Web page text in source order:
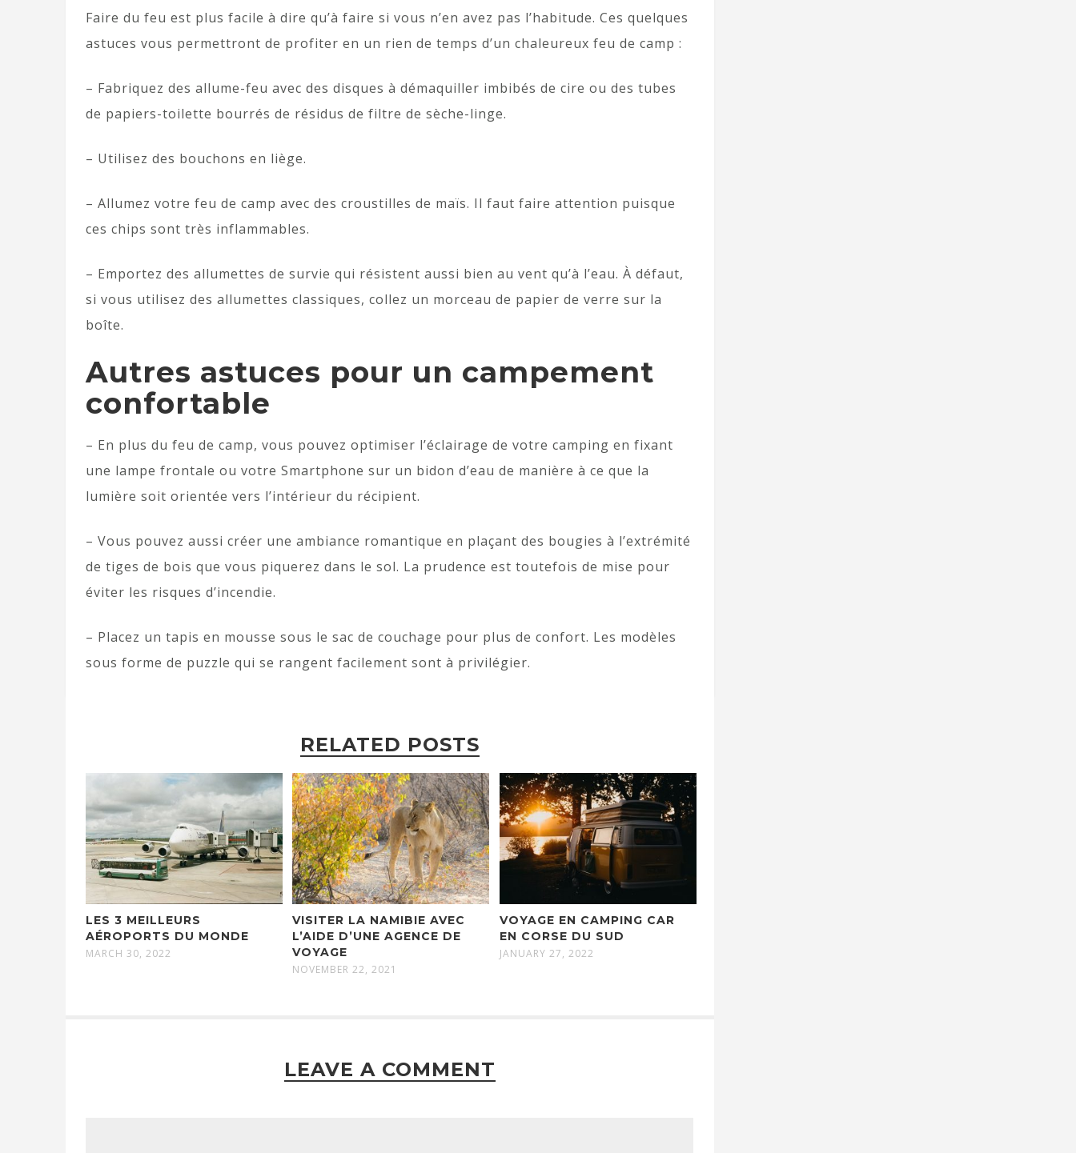
Faire du feu est plus facile à dire qu’à faire si vous n’en avez pas l’habitude. Ces quelques
astuces vous permettront de profiter en un rien de temps d’un chaleureux feu de camp :
– Fabriquez des allume-feu avec des disques à démaquiller imbibés de cire ou des tubes
de papiers-toilette bourrés de résidus de filtre de sèche-linge.
– Utilisez des bouchons en liège.
– Allumez votre feu de camp avec des croustilles de maïs. Il faut faire attention puisque
ces chips sont très inflammables.
– Emportez des allumettes de survie qui résistent aussi bien au vent qu’à l’eau. À défaut,
si vous utilisez des allumettes classiques, collez un morceau de papier de verre sur la
boîte.
Autres astuces pour un campement
confortable
– En plus du feu de camp, vous pouvez optimiser l’éclairage de votre camping en fixant
une lampe frontale ou votre Smartphone sur un bidon d’eau de manière à ce que la
lumière soit orientée vers l’intérieur du récipient.
– Vous pouvez aussi créer une ambiance romantique en plaçant des bougies à l’extrémité
de tiges de bois que vous piquerez dans le sol. La prudence est toutefois de mise pour
éviter les risques d’incendie.
– Placez un tapis en mousse sous le sac de couchage pour plus de confort. Les modèles
sous forme de puzzle qui se rangent facilement sont à privilégier.
RELATED POSTS
LES 3 MEILLEURS
AÉROPORTS DU MONDE
MARCH 30, 2022
VISITER LA NAMIBIE AVEC
L’AIDE D’UNE AGENCE DE
VOYAGE
NOVEMBER 22, 2021
VOYAGE EN CAMPING CAR
EN CORSE DU SUD
JANUARY 27, 2022
LEAVE A COMMENT